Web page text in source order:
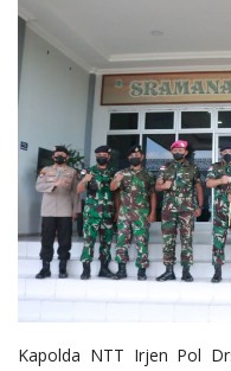
Kapolda NTT Irjen Pol